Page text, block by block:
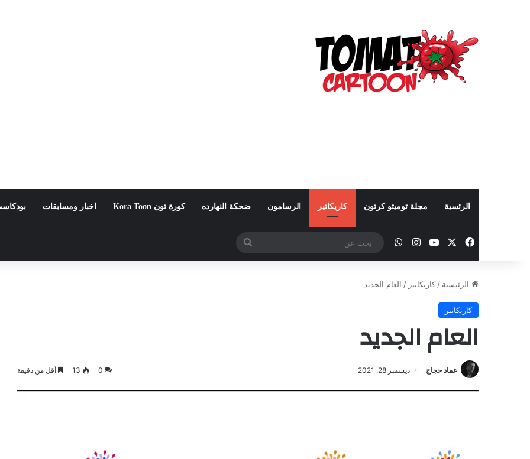
الرئسية مجلة توميتو كرتون كاريكاتير الرسامون ضحكة النهارده كورة تون Kora Toon اخبار ومسابقات
فيسبوك ‫YouTube
انستقرامواتساب
بحث
عن
الرئيسية / كاريكاتير / العام الجديد
كاريكاتير
العام الجديد
عماد حجاج ديسمبر 28, 2021 0
13 أقل من دقيقة